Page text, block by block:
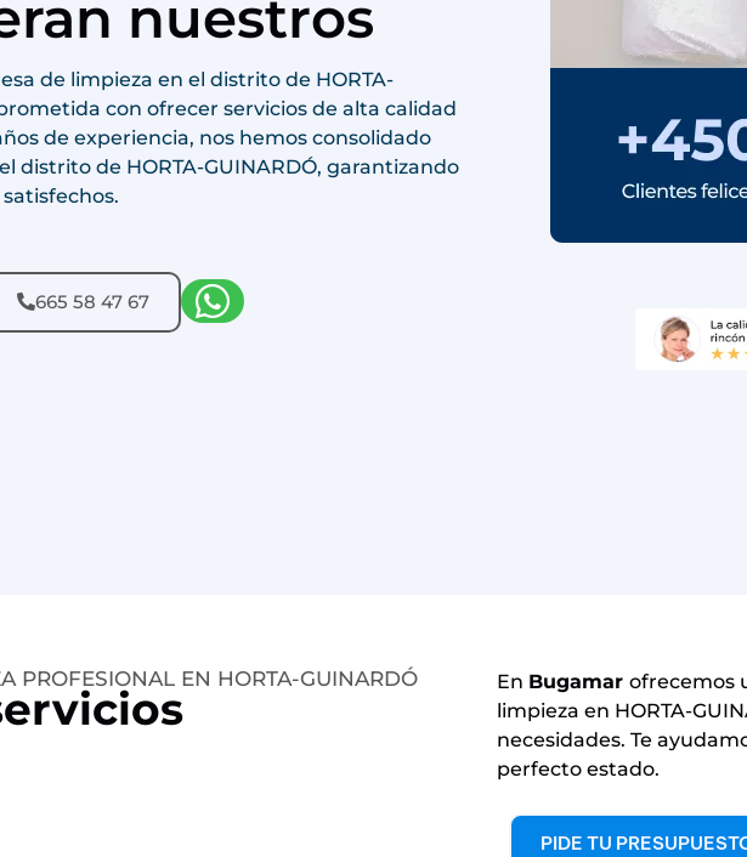
nuestros
de limpieza en el distrito de HORTA-
con ofrecer servicios de alta calidad
de experiencia, nos hemos consolidado
distrito de HORTA-GUINARDÓ, garantizando
665 58 47 67
PROFESIONAL EN HORTA-GUINARDÓ En Bugamar ofrecemos
limpieza en HORTA-
necesidades. Te
perfecto estado.
PIDE TU